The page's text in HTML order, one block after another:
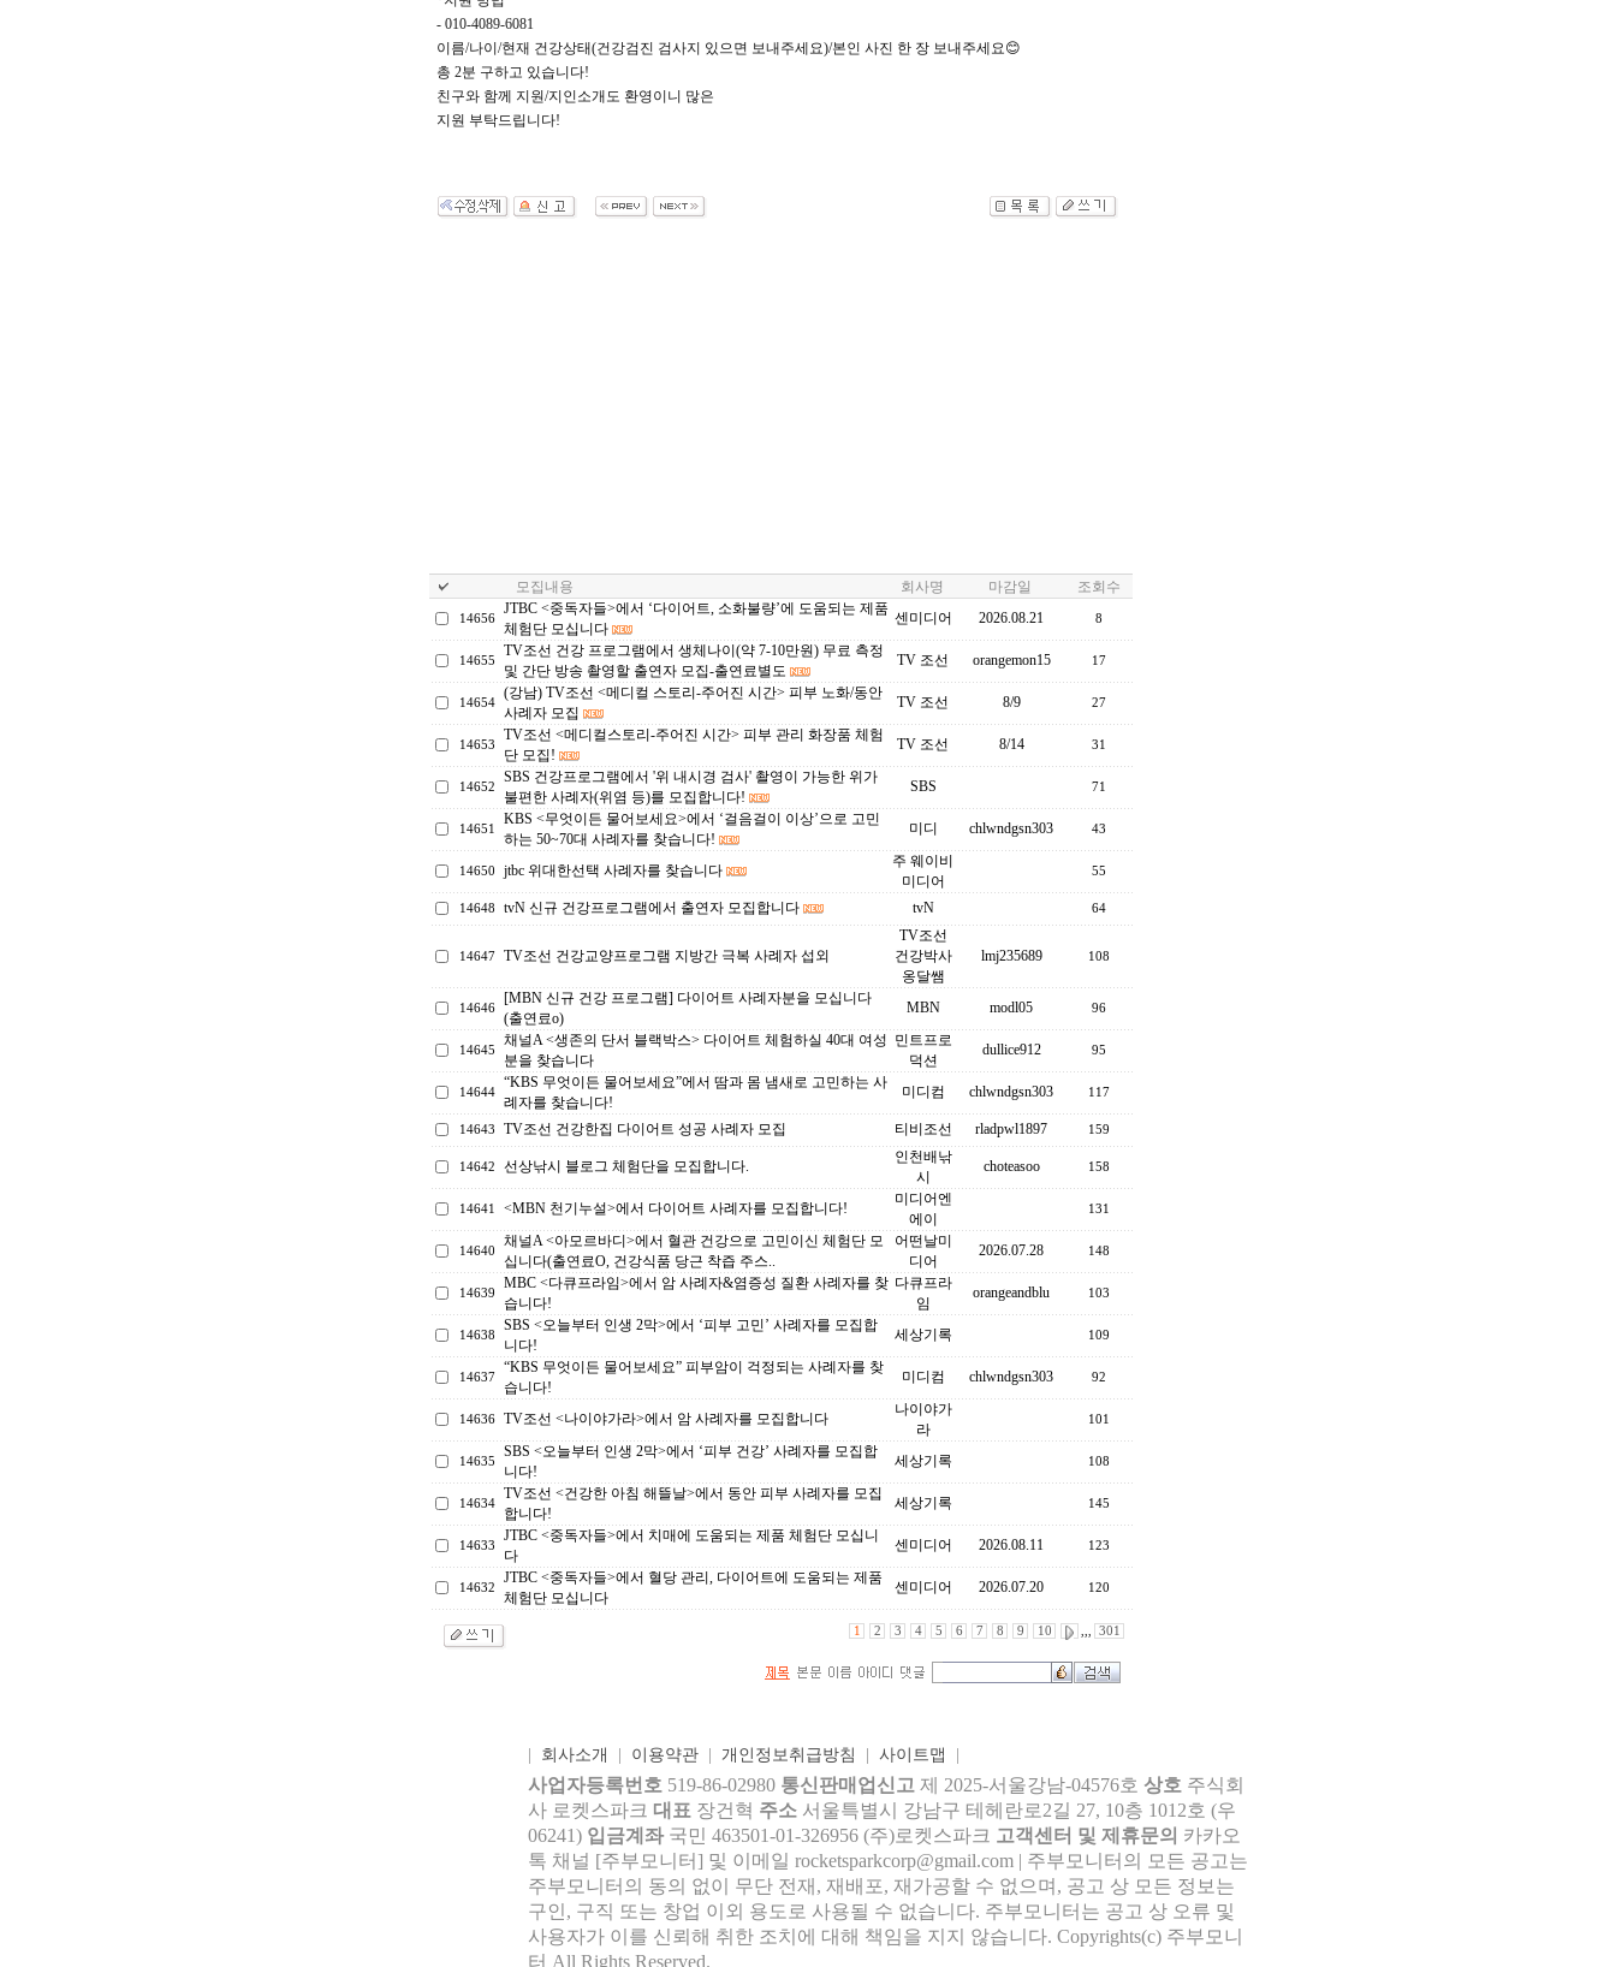
- 010-4089-6081
이름/나이/현재 건강상태(건강검진 검사지 있으면 보내주세요)/본인 사진 한 장 보내주세요😊
총 2분 구하고 있습니다!
친구와 함께 지원/지인소개도 환영이니 많은
지원 부탁드립니다!
모집내용 회사명 마감일 조회수
14656
JTBC <중독자들>에서 ‘다이어트, 소화불량’에 도움되는 제품
체험단 모십니다
센미디어 2026.08.21 8
14655
TV조선 건강 프로그램에서 생체나이(약 7-10만원) 무료 측정
및 간단 방송 촬영할 출연자 모집-출연료별도
TV 조선 orangemon15 17
14654
(강남) TV조선 <메디컬 스토리-주어진 시간> 피부 노화/동안
사례자 모집
TV 조선 8/9 27
14653
TV조선 <메디컬스토리-주어진 시간> 피부 관리 화장품 체험
단 모집!
TV 조선 8/14 31
14652
SBS 건강프로그램에서 '위 내시경 검사' 촬영이 가능한 위가
불편한 사례자(위염 등)를 모집합니다!
SBS 71
14651
KBS <무엇이든 물어보세요>에서 ‘걸음걸이 이상’으로 고민
하는 50~70대 사례자를 찾습니다!
미디 chlwndgsn303 43
14650 jtbc 위대한선택 사례자를 찾습니다
주 웨이비
미디어
55
14648 tvN 신규 건강프로그램에서 출연자 모집합니다 tvN 64
14647 TV조선 건강교양프로그램 지방간 극복 사례자 섭외
TV조선
건강박사
옹달쌤
lmj235689 108
14646
[MBN 신규 건강 프로그램] 다이어트 사례자분을 모십니다
(출연료o)
MBN modl05 96
14645
채널A <생존의 단서 블랙박스> 다이어트 체험하실 40대 여성
분을 찾습니다
민트프로
덕션
dullice912 95
14644
“KBS 무엇이든 물어보세요”에서 땀과 몸 냄새로 고민하는 사
례자를 찾습니다!
미디컴 chlwndgsn303 117
14643 TV조선 건강한집 다이어트 성공 사례자 모집 티비조선 rladpwl1897 159
14642 선상낚시 블로그 체험단을 모집합니다.
인천배낚
시
choteasoo 158
14641 <MBN 천기누설>에서 다이어트 사례자를 모집합니다!
미디어엔
에이
131
14640
채널A <아모르바디>에서 혈관 건강으로 고민이신 체험단 모
십니다(출연료O, 건강식품 당근 착즙 주스..
어떤날미
디어
2026.07.28 148
14639
MBC <다큐프라임>에서 암 사례자&염증성 질환 사례자를 찾
습니다!
다큐프라
임
orangeandblu 103
14638
SBS <오늘부터 인생 2막>에서 ‘피부 고민’ 사례자를 모집합
니다!
세상기록 109
14637
“KBS 무엇이든 물어보세요” 피부암이 걱정되는 사례자를 찾
습니다!
미디컴 chlwndgsn303 92
14636 TV조선 <나이야가라>에서 암 사례자를 모집합니다
나이야가
라
101
14635
SBS <오늘부터 인생 2막>에서 ‘피부 건강’ 사례자를 모집합
니다!
세상기록 108
14634
TV조선 <건강한 아침 해뜰날>에서 동안 피부 사례자를 모집
합니다!
세상기록 145
14633
JTBC <중독자들>에서 치매에 도움되는 제품 체험단 모십니
다
센미디어 2026.08.11 123
14632
JTBC <중독자들>에서 혈당 관리, 다이어트에 도움되는 제품
체험단 모십니다
센미디어 2026.07.20 120
1 2 3 4 5 6 7 8 9 10 ,,, 301
회사소개 이용약관| 개인정보취급방침 사이트맵
사업자등록번호 519-86-02980 통신판매업신고 제 2025-서울강남-04576호 상호 주식회
사 로켓스파크 대표 장건혁 주소 서울특별시 강남구 테헤란로2길 27, 10층 1012호 (우
06241) 입금계좌 국민 463501-01-326956 (주)로켓스파크 고객센터 및 제휴문의 카카오
톡 채널 [주부모니터] 및 이메일 rocketsparkcorp@gmail.com | 주부모니터의 모든 공고는
주부모니터의 동의 없이 무단 전재, 재배포, 재가공할 수 없으며, 공고 상 모든 정보는
구인, 구직 또는 창업 이외 용도로 사용될 수 없습니다. 주부모니터는 공고 상 오류 및
사용자가 이를 신뢰해 취한 조치에 대해 책임을 지지 않습니다. Copyrights(c) 주부모니
터 All Rights Reserved.